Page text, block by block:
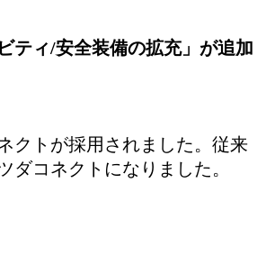
ティ/安全装備の拡充」が追加
クトが採用されました。従来
ダコネクトになりました。